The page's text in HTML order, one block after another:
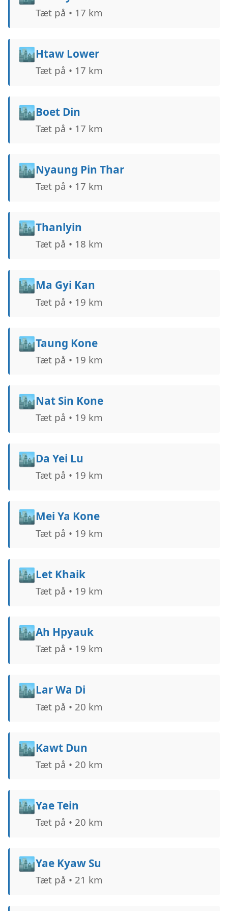
Tæt på • 17 km
🏙️Htaw Lower
Tæt på • 17 km
🏙️Boet Din
Tæt på • 17 km
🏙️Nyaung Pin Thar
Tæt på • 17 km
🏙️Thanlyin
Tæt på • 18 km
🏙️Ma Gyi Kan
Tæt på • 19 km
🏙️Taung Kone
Tæt på • 19 km
🏙️Nat Sin Kone
Tæt på • 19 km
🏙️Da Yei Lu
Tæt på • 19 km
🏙️Mei Ya Kone
Tæt på • 19 km
🏙️Let Khaik
Tæt på • 19 km
🏙️Ah Hpyauk
Tæt på • 19 km
🏙️Lar Wa Di
Tæt på • 20 km
🏙️Kawt Dun
Tæt på • 20 km
🏙️Yae Tein
Tæt på • 20 km
🏙️Yae Kyaw Su
Tæt på • 21 km